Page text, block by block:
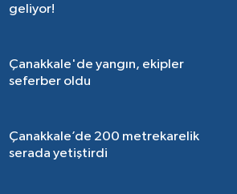
geliyor!
Çanakkale'de yangın, ekipler
seferber oldu
Çanakkale’de 200 metrekarelik
serada yetiştirdi